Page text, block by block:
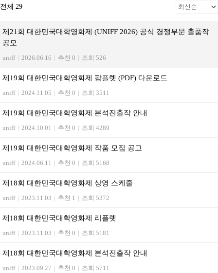
전체 29
제21회 대한민국대학영화제 (UNIFF 2026) 공식 경쟁부문 출품작
공모
uniff | 2026.06.16 | 추천 0 | 조회 526
제19회 대한민국대학영화제 팜플렛 (PDF) 다운로드
uniff | 2024.11.05 | 추천 0 | 조회 3511
제19회 대한민국대학영화제 본석진출작 안내
uniff | 2024.10.01 | 추천 0 | 조회 4289
제19회 대한민국대학영화제 작품 모집 공고
uniff | 2024.06.11 | 추천 0 | 조회 5168
제18회 대한민국대학영화제 상영 스케줄
uniff | 2023.11.03 | 추천 1 | 조회 5372
제18회 대한민국대학영화제 리플렛
uniff | 2023.11.03 | 추천 0 | 조회 5181
제18회 대한민국대학영화제 본석진출작 안내
uniff | 2023.09.27 | 추천 0 | 조회 5711